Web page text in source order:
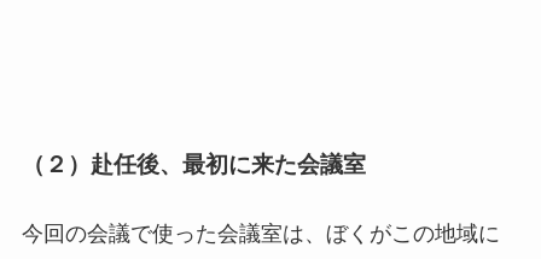
（２）赴任後、最初に来た会議室
今回の会議で使った会議室は、ぼくがこの地域に